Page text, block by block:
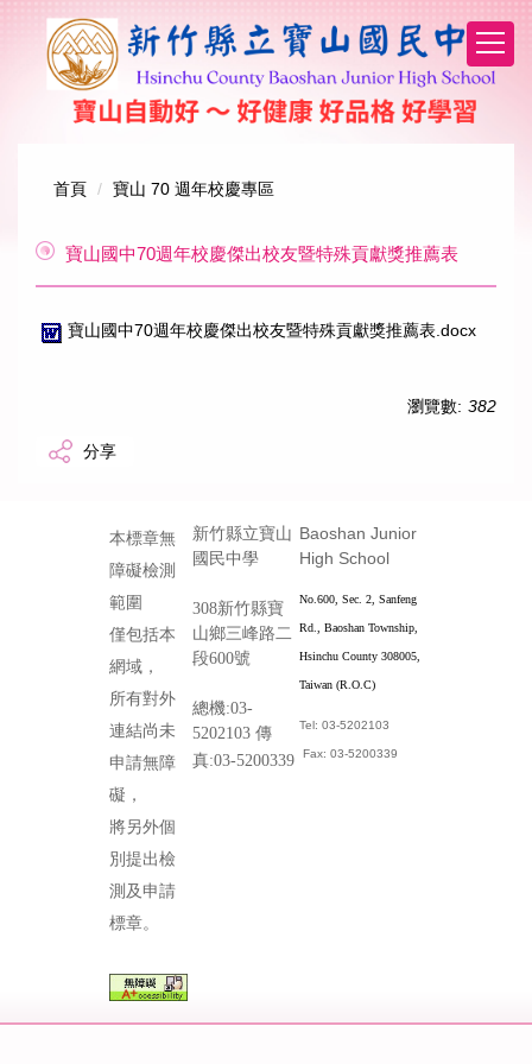
首頁
寶山 70 週年校慶專區
寶山國中70週年校慶傑出校友暨特殊貢獻獎推薦表
寶山國中70週年校慶傑出校友暨特殊貢獻獎推薦表.docx
瀏覽數: 382
分享
本標章無
障礙檢測
範圍
僅包括本
網域，
所有對外
連結尚未
申請無障
礙，
將另外個
別提出檢
測及申請
標章。
新竹縣立寶山
國民中學
308新竹縣寶
山鄉三峰路二
段600號
總機:03-
5202103 傳
真:03-5200339
Baoshan Junior
High School
No.600, Sec. 2, Sanfeng
Rd., Baoshan Township,
Hsinchu County 308005,
Taiwan (R.O.C)
Tel: 03-5202103
Fax: 03-5200339